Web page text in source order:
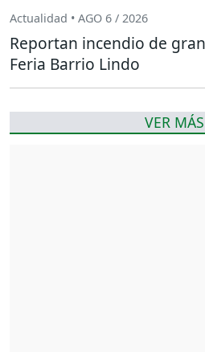
Actualidad • AGO 6 / 2026
Reportan incendio de
Feria Barrio Lindo
VER